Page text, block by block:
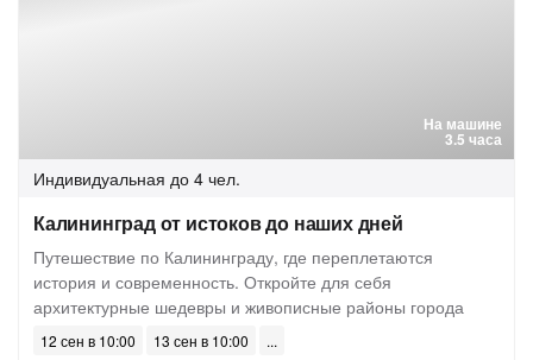
На машине
3.5 часа
Индивидуальная до 4 чел.
Калининград от истоков до наших дней
Путешествие по Калининграду, где переплетаются
история и современность. Откройте для себя
архитектурные шедевры и живописные районы города
12 сен в 10:00
13 сен в 10:00